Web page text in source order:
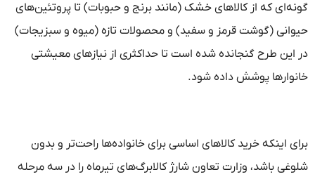
گونه‌ای که از کالاهای خشک (مانند برنج و حبوبات) تا پروتئین‌های
حیوانی (گوشت قرمز و سفید) و محصولات تازه (میوه و سبزیجات)
در این طرح گنجانده شده است تا حداکثری از نیازهای معیشتی
خانوارها پوشش داده شود.
برای اینکه خرید کالاهای اساسی برای خانواده‌ها راحت‌تر و بدون
شلوغی باشد، وزارت تعاون شارژ کالابرگ‌های تیرماه را در سه مرحله